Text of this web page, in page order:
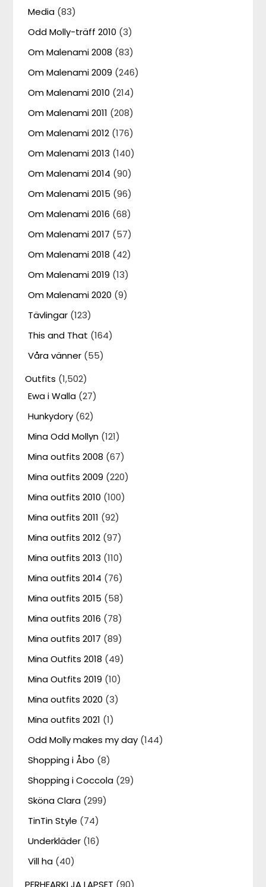
Media (83)
Odd Molly-träff 2010 (3)
Om Malenami 2008 (83)
Om Malenami 2009 (246)
Om Malenami 2010 (214)
Om Malenami 2011 (208)
Om Malenami 2012 (176)
Om Malenami 2013 (140)
Om Malenami 2014 (90)
Om Malenami 2015 (96)
Om Malenami 2016 (68)
Om Malenami 2017 (57)
Om Malenami 2018 (42)
Om Malenami 2019 (13)
Om Malenami 2020 (9)
Tävlingar (123)
This and That (164)
Våra vänner (55)
Outfits (1,502)
Ewa i Walla (27)
Hunkydory (62)
Mina Odd Mollyn (121)
Mina outfits 2008 (67)
Mina outfits 2009 (220)
Mina outfits 2010 (100)
Mina outfits 2011 (92)
Mina outfits 2012 (97)
Mina outfits 2013 (110)
Mina outfits 2014 (76)
Mina outfits 2015 (58)
Mina outfits 2016 (78)
Mina outfits 2017 (89)
Mina Outfits 2018 (49)
Mina Outfits 2019 (10)
Mina outfits 2020 (3)
Mina outfits 2021 (1)
Odd Molly makes my day (144)
Shopping i Åbo (8)
Shopping i Coccola (29)
Sköna Clara (299)
TinTin Style (74)
Underkläder (16)
Vill ha (40)
PERHEARKI JA LAPSET (90)